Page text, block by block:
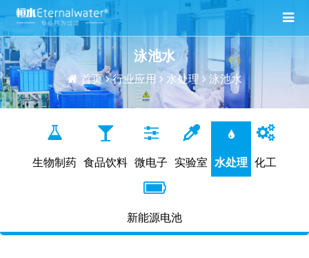
泳池水
首页 行业应用 水处理 泳池水
生物制药 食品饮料 微电子 实验室 水处理 化工
新能源电池